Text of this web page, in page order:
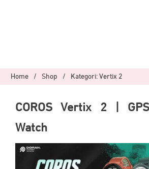
Home / Shop / Kategori: Vertix 2
COROS Vertix 2 |
Watch